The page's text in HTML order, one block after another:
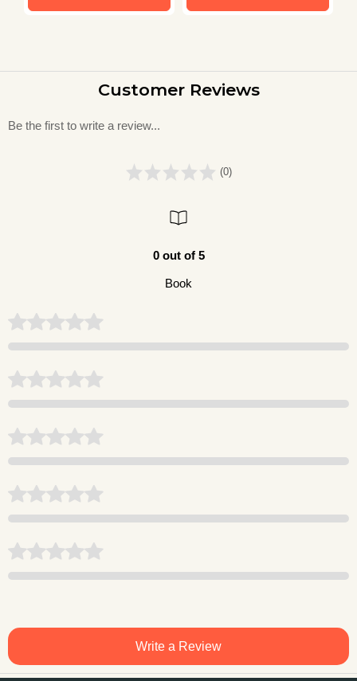
Customer Reviews
Be the first to write a review...
(0)
0 out of 5
Book
Write a Review